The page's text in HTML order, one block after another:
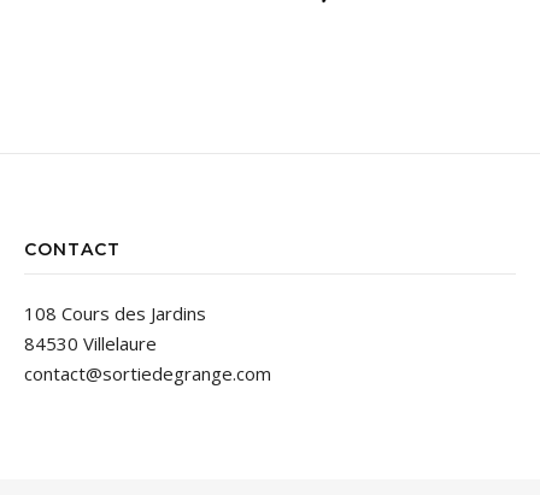
CONTACT
108 Cours des Jardins
84530 Villelaure
contact@sortiedegrange.com